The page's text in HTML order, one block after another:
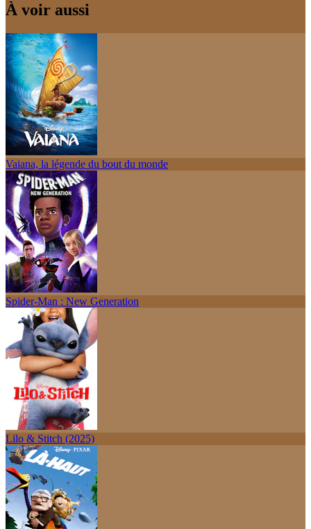
À voir aussi
Vaiana, la légende du bout du monde
Spider-Man : New Generation
Lilo & Stitch (2025)